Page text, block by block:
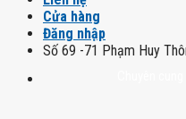
Cửa hàng
Đăng nhập
Số 69 -71 Phạm Huy